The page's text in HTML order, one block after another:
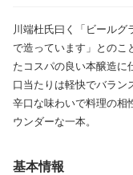
川端杜氏曰く「ビールグ
で造っています」とのこ
たコスパの良い本醸造に
口当たりは軽快でバラン
辛口な味わいで料理の相
ウンダーな一本。
基本情報